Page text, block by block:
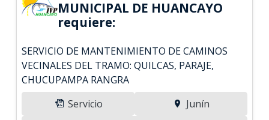
MUNICIPAL DE HUANCAYO
requiere:
SERVICIO DE MANTENIMIENTO DE CAMINOS
VECINALES DEL TRAMO: QUILCAS, PARAJE,
CHUCUPAMPA RANGRA
Servicio
Junín